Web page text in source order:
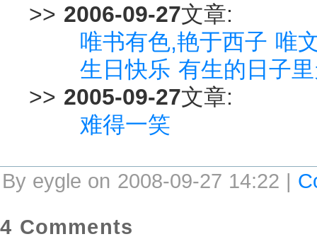
>> 2006-09-27文章:
唯书有色,艳于西子 唯
生日快乐 有生的日子
>> 2005-09-27文章:
难得一笑
By eygle on 2008-09-27 14:22 |
4 Comments